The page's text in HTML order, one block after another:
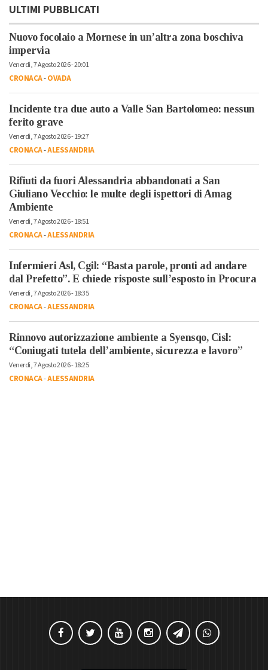
ULTIMI PUBBLICATI
Nuovo focolaio a Mornese in un’altra zona boschiva
impervia
Venerdì, 7 Agosto 2026 - 20:01
CRONACA-OVADA
Incidente tra due auto a Valle San Bartolomeo: nessun
ferito grave
Venerdì, 7 Agosto 2026 - 19:27
CRONACA-ALESSANDRIA
Rifiuti da fuori Alessandria abbandonati a San
Giuliano Vecchio: le multe degli ispettori di Amag
Ambiente
Venerdì, 7 Agosto 2026 - 18:51
CRONACA-ALESSANDRIA
Infermieri Asl, Cgil: “Basta parole, pronti ad andare
dal Prefetto”. E chiede risposte sull’esposto in Procura
Venerdì, 7 Agosto 2026 - 18:35
CRONACA-ALESSANDRIA
Rinnovo autorizzazione ambiente a Syensqo, Cisl:
“Coniugati tutela dell’ambiente, sicurezza e lavoro”
Venerdì, 7 Agosto 2026 - 18:25
CRONACA-ALESSANDRIA